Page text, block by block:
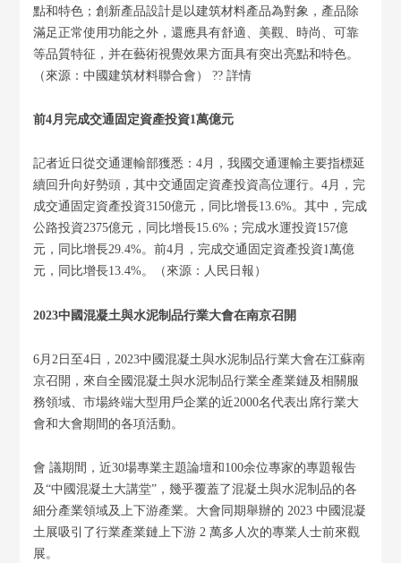
點和特色；創新產品設計是以建筑材料產品為對象，產品除
滿足正常使用功能之外，還應具有舒適、美觀、時尚、可靠
等品質特征，并在藝術視覺效果方面具有突出亮點和特色。
（來源：中國建筑材料聯合會） ?? 詳情
前4月完成交通固定資產投資1萬億元
記者近日從交通運輸部獲悉：4月，我國交通運輸主要指標延
續回升向好勢頭，其中交通固定資產投資高位運行。4月，完
成交通固定資產投資3150億元，同比增長13.6%。其中，完成
公路投資2375億元，同比增長15.6%；完成水運投資157億
元，同比增長29.4%。前4月，完成交通固定資產投資1萬億
元，同比增長13.4%。（來源：人民日報）
2023中國混凝土與水泥制品行業大會在南京召開
6月2日至4日，2023中國混凝土與水泥制品行業大會在江蘇南
京召開，來自全國混凝土與水泥制品行業全產業鏈及相關服
務領域、市場終端大型用戶企業的近2000名代表出席行業大
會和大會期間的各項活動。
會 議期間，近30場專業主題論壇和100余位專家的專題報告
及“中國混凝土大講堂”，幾乎覆蓋了混凝土與水泥制品的各
細分產業領域及上下游產業。大會同期舉辦的 2023 中國混凝
土展吸引了行業產業鏈上下游 2 萬多人次的專業人士前來觀
展。